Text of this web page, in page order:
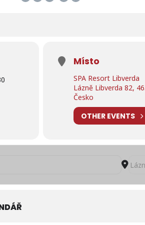
Místo
SPA Resort Libverda
Lázně Libverda 82,
Česko
OTHER EVENTS
na červen 2023 ve SPA resortu